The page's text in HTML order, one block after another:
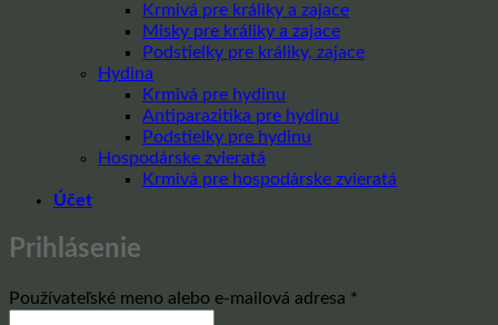
Krmivá pre králiky a zajace
Misky pre králiky a zajace
Podstielky pre králiky, zajace
Hydina
Krmivá pre hydinu
Antiparazitika pre hydinu
Podstielky pre hydinu
Hospodárske zvieratá
Krmivá pre hospodárske zvieratá
Účet
Prihlásenie
Používateľské meno alebo e-mailová adresa *